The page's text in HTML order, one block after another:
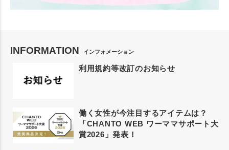
INFORMATION インフォメーション
利用規約等改訂のお知らせ
働く女性が今注目するアイテムは？
「CHANTO WEB ワーママサポート大
賞2026」発表！